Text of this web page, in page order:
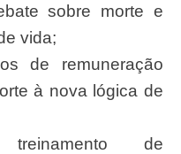
sobre morte e
vida;
de remuneração
à nova lógica de
de